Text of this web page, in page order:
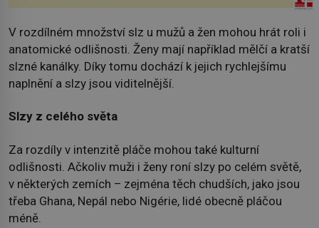
V rozdílném množství slz u mužů a žen mohou hrát roli i
anatomické odlišnosti. Ženy mají například mělčí a kratší
slzné kanálky. Díky tomu dochází k jejich rychlejšímu
naplnění a slzy jsou viditelnější.
Slzy z celého světa
Za rozdíly v intenzitě pláče mohou také kulturní
odlišnosti. Ačkoliv muži i ženy roní slzy po celém světě,
v některých zemích – zejména těch chudších, jako jsou
třeba Ghana, Nepál nebo Nigérie, lidé obecně pláčou
méně.